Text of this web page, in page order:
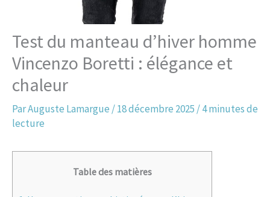
Test du manteau d’hiver homme
Vincenzo Boretti : élégance et
chaleur
ParAuguste Lamargue /18 décembre 2025 /4 minutes de
lecture
Table des matières